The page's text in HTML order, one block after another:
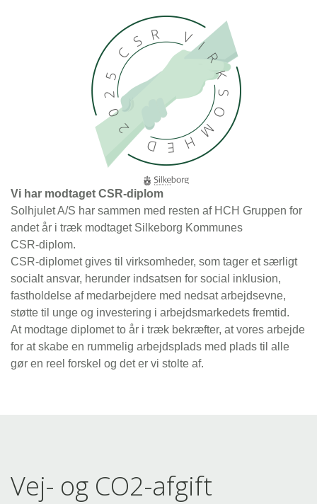
Vi har modtaget CSR-diplom
Solhjulet A/S har sammen med resten af HCH Gruppen for
andet år i træk modtaget Silkeborg Kommunes
CSR‑diplom.
CSR-diplomet gives til virksomheder, som tager et særligt
socialt ansvar, herunder indsatsen for social inklusion,
fastholdelse af medarbejdere med nedsat arbejdsevne,
støtte til unge og investering i arbejdsmarkedets fremtid.
At modtage diplomet to år i træk bekræfter, at vores arbejde
for at skabe en rummelig arbejdsplads med plads til alle
gør en reel forskel og det er vi stolte af.
Vej- og CO2-afgift